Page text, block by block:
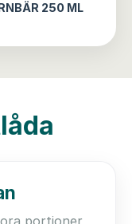
250 ML
portioner,